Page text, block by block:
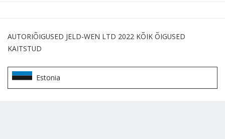
AUTORIÕIGUSED JELD-WEN LTD 2022 KÕIK ÕIGUSED
KAITSTUD
Estonia